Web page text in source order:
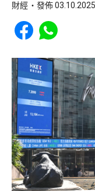
財經 發佈
Share to Facebook
Share to